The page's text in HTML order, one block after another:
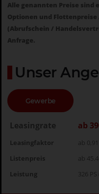
Alle genannten Preise sind
Optionen und
(Abrufschein /
Anfrage.
Unser
Gewerbe
Leasingrate ab
Leasingfaktor
ab 0,91
Listenpreis
ab
Leistung
326